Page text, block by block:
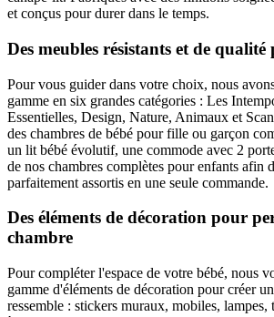
et conçus pour durer dans le temps.
Des meubles résistants et de qualité
Pour vous guider dans votre choix, nous
gamme en six grandes catégories : Les
Essentielles, Design, Nature, Animaux et
des chambres de bébé pour fille ou garçon
un lit bébé évolutif, une commode avec 2
de nos chambres complètes pour enfants afin
parfaitement assortis en une seule commande.
Des éléments de décoration pour
chambre
Pour compléter l'espace de votre bébé, nous
gamme d'éléments de décoration pour créer
ressemble : stickers muraux, mobiles, lampes,